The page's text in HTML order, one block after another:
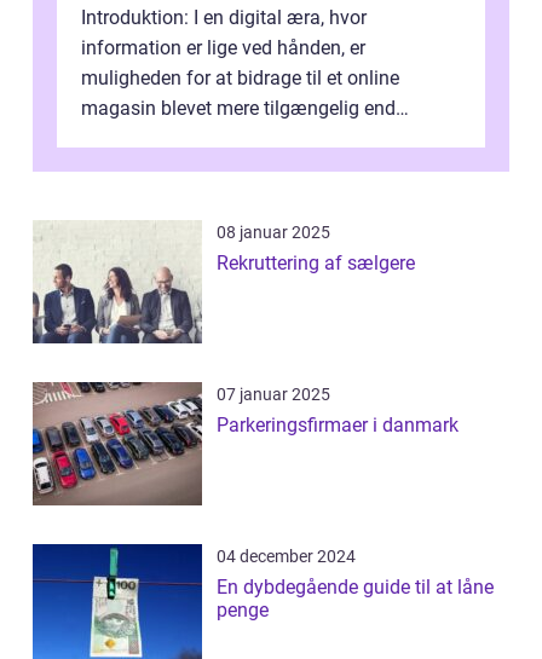
Introduktion: I en digital æra, hvor
information er lige ved hånden, er
muligheden for at bidrage til et online
magasin blevet mere tilgængelig end
magas...
08 januar 2025
Rekruttering af sælgere
07 januar 2025
Parkeringsfirmaer i danmark
04 december 2024
En dybdegående guide til at låne
penge